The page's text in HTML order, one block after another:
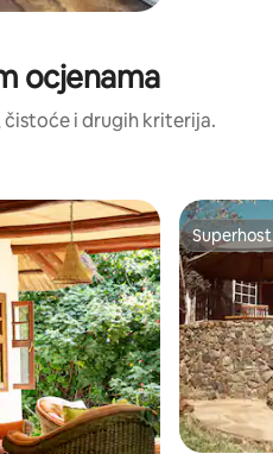
ocjenama
čistoće i drugih kriterija.
Superhost
Superhost